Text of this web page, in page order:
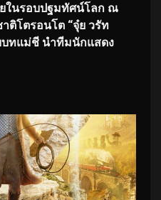
ในรอบปฐมทัศน์โลก ณ
ติโตรอนโต “จุ๋ย วรัท
บทแม่ชี นำทีมนักแสดง